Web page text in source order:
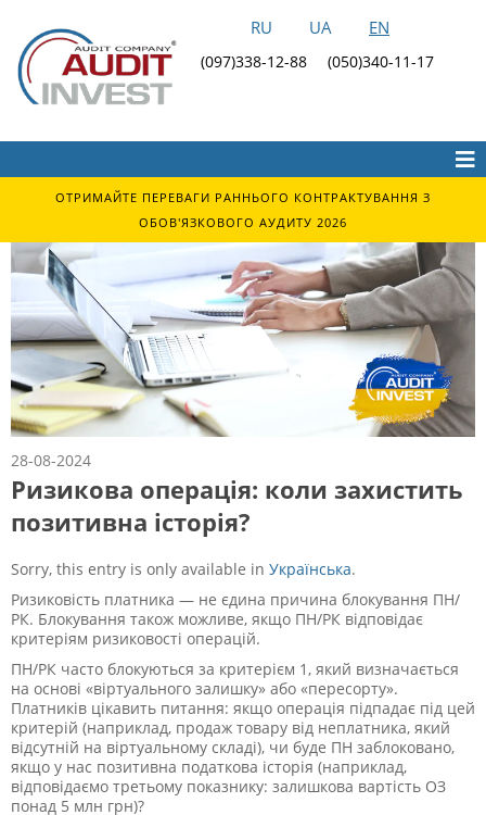
RU UA EN
(097)338-12-88 (050)340-11-17
ОТРИМАЙТЕ ПЕРЕВАГИ РАННЬОГО КОНТРАКТУВАННЯ З
ОБОВ'ЯЗКОВОГО АУДИТУ 2026
28-08-2024
Ризикова операція: коли захистить
позитивна історія?
Sorry, this entry is only available in Українська.
Ризиковість платника — не єдина причина блокування ПН/
РК. Блокування також можливе, якщо ПН/РК відповідає
критеріям ризиковості операцій.
ПН/РК часто блокуються за критерієм 1, який визначається
на основі «віртуального залишку» або «пересорту».
Платників цікавить питання: якщо операція підпадає під цей
критерій (наприклад, продаж товару від неплатника, який
відсутній на віртуальному складі), чи буде ПН заблоковано,
якщо у нас позитивна податкова історія (наприклад,
відповідаємо третьому показнику: залишкова вартість ОЗ
понад 5 млн грн)?